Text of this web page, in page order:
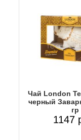
Чай London
черный
гр
1147